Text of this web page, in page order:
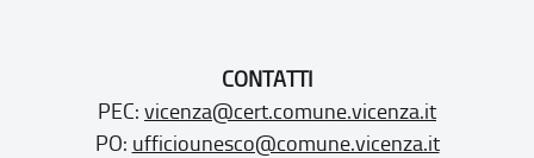
CONTATTI
PEC: vicenza@cert.comune.vicenza.it
PO: ufficiounesco@comune.vicenza.it